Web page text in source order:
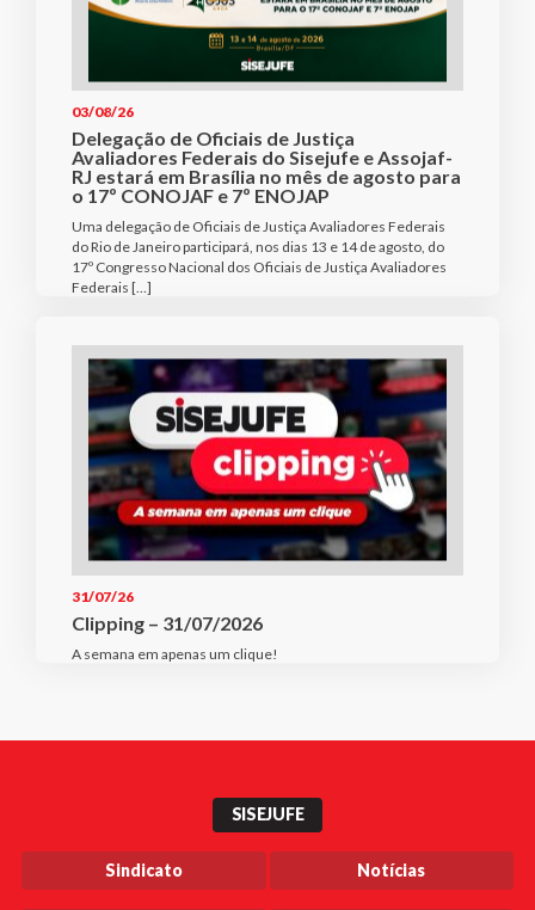
03/08/26
Delegação de Oficiais de Justiça
Avaliadores Federais do Sisejufe e Assojaf-
RJ estará em Brasília no mês de agosto para
o 17º CONOJAF e 7º ENOJAP
Uma delegação de Oficiais de Justiça Avaliadores Federais
do Rio de Janeiro participará, nos dias 13 e 14 de agosto, do
17º Congresso Nacional dos Oficiais de Justiça Avaliadores
Federais […]
31/07/26
Clipping – 31/07/2026
A semana em apenas um clique!
SISEJUFE
Sindicato Notícias